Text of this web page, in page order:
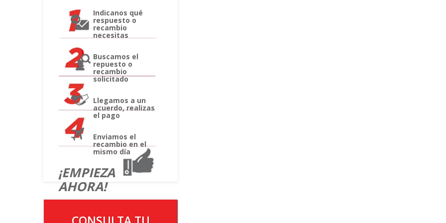
Indicanos qué
respuesto o
recambio
necesitas
Buscamos el
repuesto o
recambio
solicitado
Llegamos a un
acuerdo, realizas
el pago
Enviamos el
recambio en el
mismo día
¡EMPIEZA
AHORA!